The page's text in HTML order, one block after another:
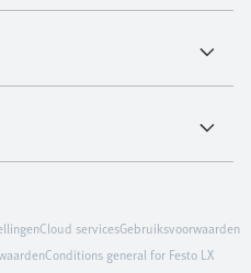
Cloud servicesGebruiksvoorwaarden
Conditions general for Festo LX